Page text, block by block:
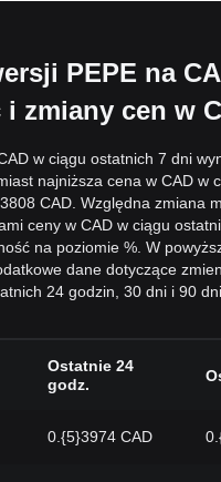
PEPE na
zmiany cen w
w ciągu ostatnich 7 dni
najniższa cena w CAD w
CAD. Względna zmiana
ceny w CAD w ciągu
na poziomie %. W
dane dotyczące
24 godzin, 30 dni i 90 dni.
Ostatnie 24
godz.
0.{5}3974 CAD